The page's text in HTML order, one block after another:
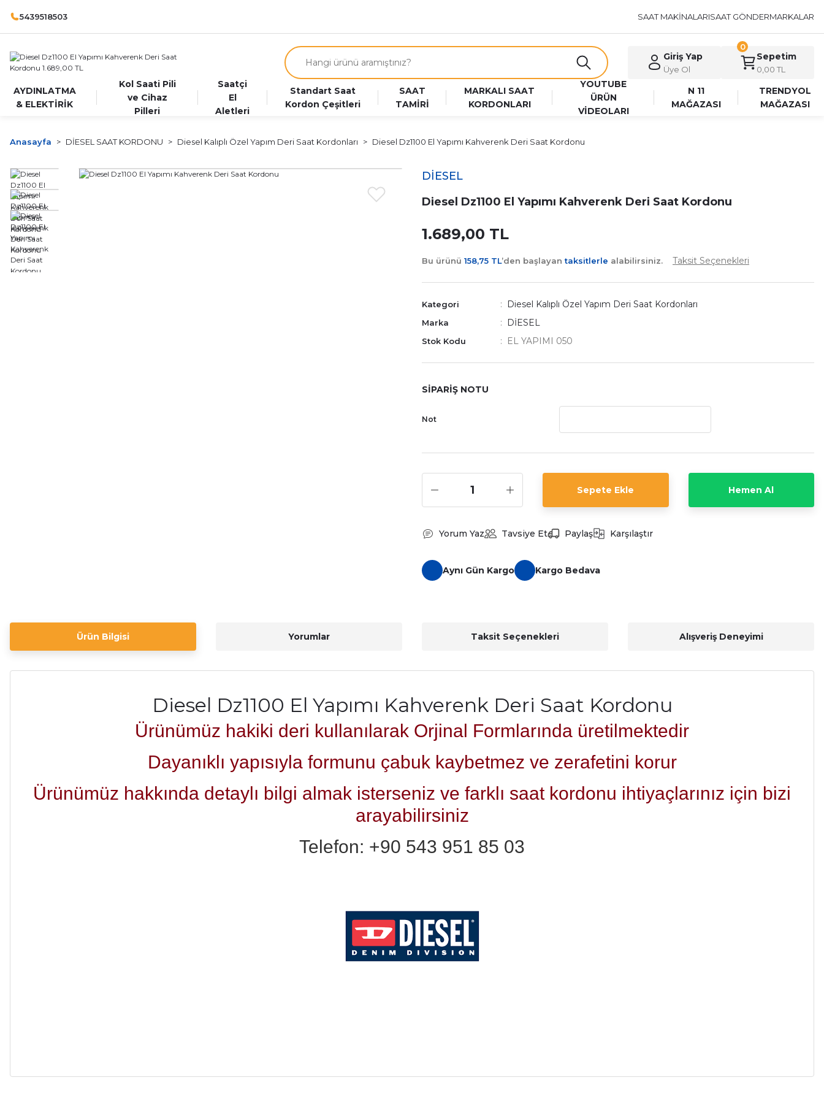
5439518503 SAAT MAKİNALARISAAT GÖNDERMARKALAR
Giriş Yap
Üye Ol
Sepetim
0,00 TL
0
AYDINLATMA
& ELEKTİRİK
Kol Saati Pili
ve Cihaz
Pilleri
Saatçi
El
Aletleri
Standart Saat
Kordon Çeşitleri
SAAT
TAMİRİ
MARKALI SAAT
KORDONLARI
YOUTUBE
ÜRÜN
VİDEOLARI
N 11
MAĞAZASI
TRENDYOL
MAĞAZASI
Anasayfa DİESEL SAAT KORDONU Diesel Kalıplı Özel Yapım Deri Saat Kordonları Diesel Dz1100 El Yapımı Kahverenk Deri Saat Kordonu
DİESEL
Diesel Dz1100 El Yapımı Kahverenk Deri Saat Kordonu
1.689,00 TL
Bu ürünü 158,75 TL’den başlayantaksitlerle alabilirsiniz. Taksit Seçenekleri
Kategori Diesel Kalıplı Özel Yapım Deri Saat Kordonları
Marka DİESEL
Stok Kodu EL YAPIMI 050
SİPARİŞ NOTU
Not
Sepete Ekle Hemen Al
Yorum Yaz Tavsiye Et Paylaş Karşılaştır
Aynı Gün Kargo Kargo Bedava
Ürün Bilgisi Yorumlar Taksit Seçenekleri Alışveriş Deneyimi
Diesel Dz1100 El Yapımı Kahverenk Deri Saat Kordonu
Ürünümüz hakiki deri kullanılarak Orjinal Formlarında üretilmektedir
Dayanıklı yapısıyla formunu çabuk kaybetmez ve zerafetini korur
Ürünümüz hakkında detaylı bilgi almak isterseniz ve farklı saat kordonu ihtiyaçlarınız için bizi
arayabilirsiniz
Telefon: +90 543 951 85 03